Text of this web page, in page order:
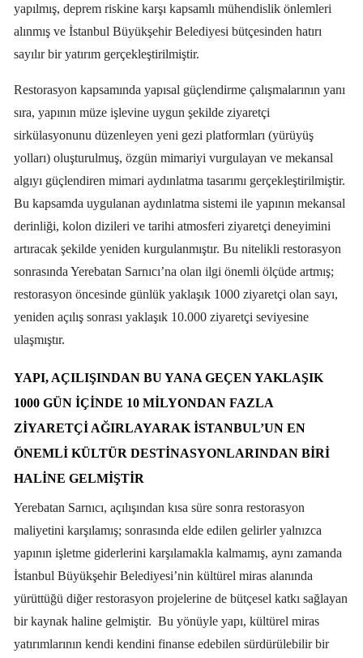
yapılmış, deprem riskine karşı kapsamlı mühendislik önlemleri
alınmış ve İstanbul Büyükşehir Belediyesi bütçesinden hatırı
sayılır bir yatırım gerçekleştirilmiştir.
Restorasyon kapsamında yapısal güçlendirme çalışmalarının yanı
sıra, yapının müze işlevine uygun şekilde ziyaretçi
sirkülasyonunu düzenleyen yeni gezi platformları (yürüyüş
yolları) oluşturulmuş, özgün mimariyi vurgulayan ve mekansal
algıyı güçlendiren mimari aydınlatma tasarımı gerçekleştirilmiştir.
Bu kapsamda uygulanan aydınlatma sistemi ile yapının mekansal
derinliği, kolon dizileri ve tarihi atmosferi ziyaretçi deneyimini
artıracak şekilde yeniden kurgulanmıştır. Bu nitelikli restorasyon
sonrasında Yerebatan Sarnıcı’na olan ilgi önemli ölçüde artmış;
restorasyon öncesinde günlük yaklaşık 1000 ziyaretçi olan sayı,
yeniden açılış sonrası yaklaşık 10.000 ziyaretçi seviyesine
ulaşmıştır.
YAPI, AÇILIŞINDAN BU YANA GEÇEN YAKLAŞIK
1000 GÜN IÇINDE 10 MILYONDAN FAZLA
ZIYARETÇI AĞIRLAYARAK İSTANBUL’UN EN
ÖNEMLI KÜLTÜR DESTINASYONLARINDAN BIRI
HALINE GELMIŞTIR
Yerebatan Sarnıcı, açılışından kısa süre sonra restorasyon
maliyetini karşılamış; sonrasında elde edilen gelirler yalnızca
yapının işletme giderlerini karşılamakla kalmamış, aynı zamanda
İstanbul Büyükşehir Belediyesi’nin kültürel miras alanında
yürüttüğü diğer restorasyon projelerine de bütçesel katkı sağlayan
bir kaynak haline gelmiştir. Bu yönüyle yapı, kültürel miras
yatırımlarının kendi kendini finanse edebilen sürdürülebilir bir